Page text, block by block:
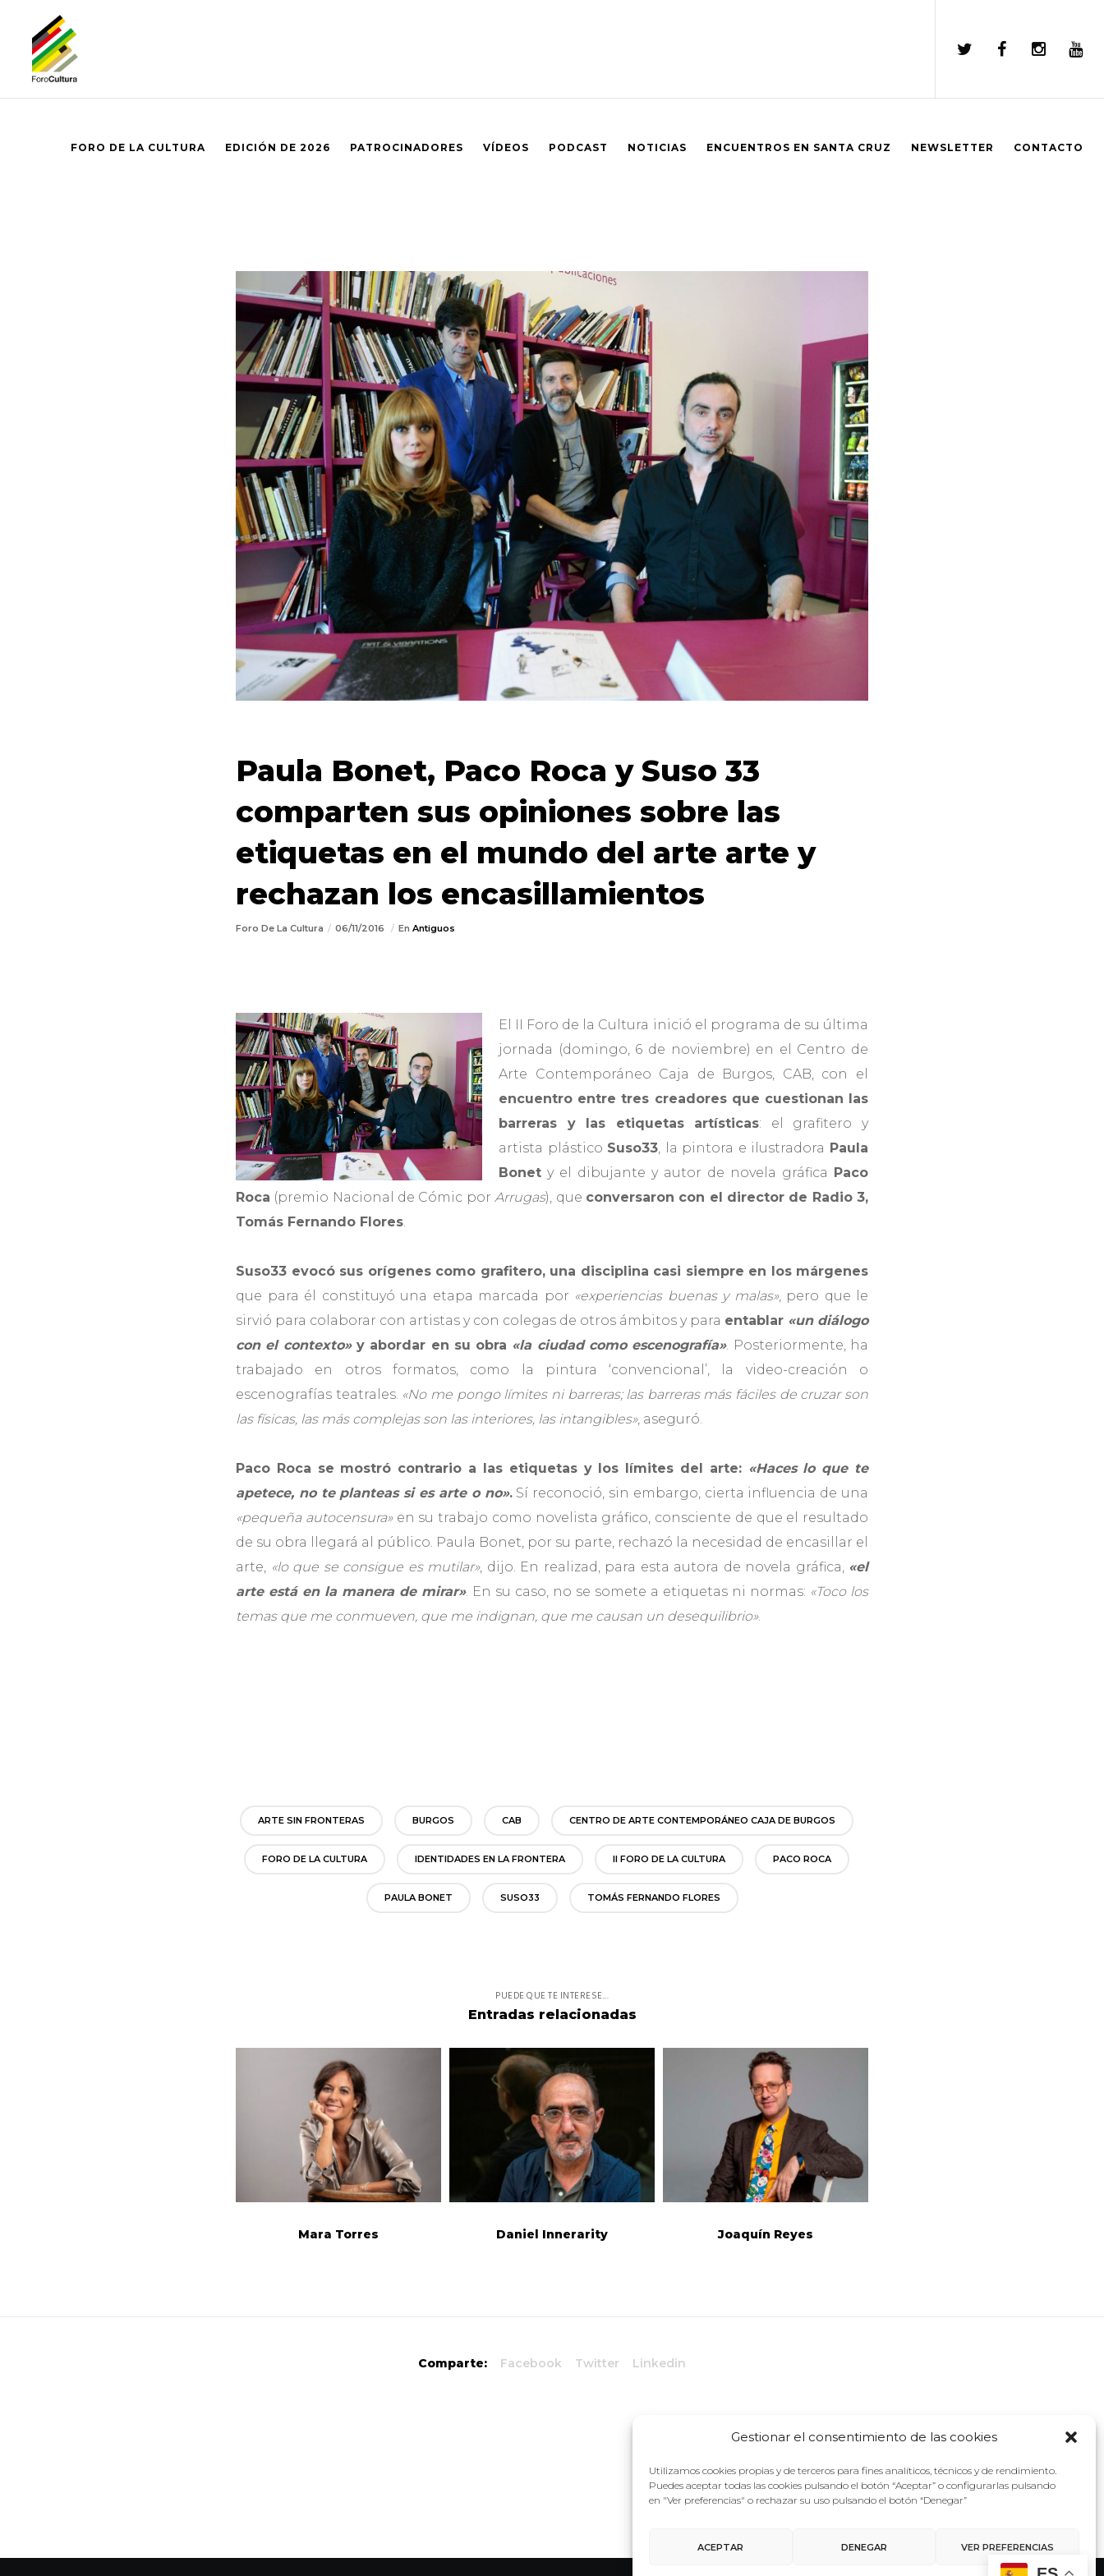
Gestionar el consentimiento de las cookies
Utilizamos cookies propias y de terceros para fines analíticos, técnicos y de rendimiento.
Puedes aceptar todas las cookies pulsando el botón “Aceptar” o configurarlas pulsando
en "Ver preferencias" o rechazar su uso pulsando el botón “Denegar”
ACEPTAR DENEGAR VER PREFERENCIAS
FORO DE LA CULTURA EDICIÓN DE 2026 PATROCINADORES VÍDEOS PODCAST NOTICIAS ENCUENTROS EN SANTA CRUZ NEWSLETTER CONTACTO
Paula Bonet, Paco Roca y Suso 33
comparten sus opiniones sobre las
etiquetas en el mundo del arte arte y
rechazan los encasillamientos
Foro De La Cultura 06/11/2016 En Antiguos
El II Foro de la Cultura inició el programa de su última
jornada (domingo, 6 de noviembre) en el Centro de
Arte Contemporáneo Caja de Burgos, CAB, con el
encuentro entre tres creadores que cuestionan las
barreras y las etiquetas artísticas: el grafitero y
artista plástico Suso33, la pintora e ilustradora Paula
Bonet y el dibujante y autor de novela gráfica
Paco
Roca (premio Nacional de Cómic porArrugas), que conversaron con el director de Radio 3,
Tomás Fernando Flores.
Suso33 evocó sus orígenes como grafitero, una disciplina casi siempre en los márgenes
que para él constituyó una etapa marcada por «experiencias buenas y malas», pero que le
sirvió para colaborar con artistas y con colegas de otros ámbitos y para entablar «un diálogo
con el contexto»y abordar en su obra «la ciudad como escenografía». Posteriormente, ha
trabajado en otros formatos, como la pintura ‘convencional’, la video-creación o
escenografías teatrales. «No me pongo límites ni barreras; las barreras más fáciles de cruzar son
las físicas, las más complejas son las interiores, las intangibles», aseguró.
Paco Roca se mostró contrario a las etiquetas y los límites del arte: «Haces lo que te
apetece, no te planteas si es arte o no».Sí reconoció, sin embargo, cierta influencia de una
«pequeña autocensura»en su trabajo como novelista gráfico, consciente de que el resultado
de su obra llegará al público. Paula Bonet, por su parte, rechazó la necesidad de encasillar el
arte, «lo que se consigue es mutilar», dijo. En realizad, para esta autora de novela gráfica, «el
arte está en la manera de mirar». En su caso, no se somete a etiquetas ni normas: «Toco los
temas que me conmueven, que me indignan, que me causan un desequilibrio».
ARTE SIN FRONTERAS BURGOS CAB CENTRO DE ARTE CONTEMPORÁNEO CAJA DE BURGOS
FORO DE LA CULTURA IDENTIDADES EN LA FRONTERA II FORO DE LA CULTURA PACO ROCA
PAULA BONET SUSO33 TOMÁS FERNANDO FLORES
PUEDE QUE TE INTERESE...
Entradas relacionadas
Mara Torres Daniel Innerarity Joaquín Reyes
Comparte: Facebook Twitter Linkedin